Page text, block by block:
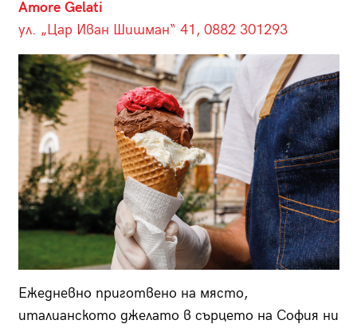
Amore Gelati
ул. „Цар Иван Шишман“ 41, 0882 301293
Ежедневно приготвено на място,
италианското джелато в сърцето на София ни